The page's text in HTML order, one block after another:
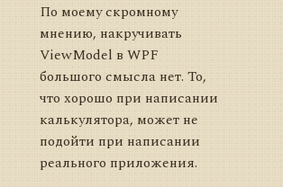
По моему скромному
мнению, накручивать
ViewModel в WPF
большого смысла нет. То,
что хорошо при написании
калькулятора, может не
подойти при написании
реального приложения.